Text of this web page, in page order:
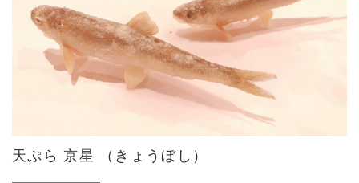
天ぷら 京星 （きょうぼし）